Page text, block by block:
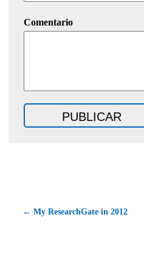
Comentario
← My ResearchGate in 2012